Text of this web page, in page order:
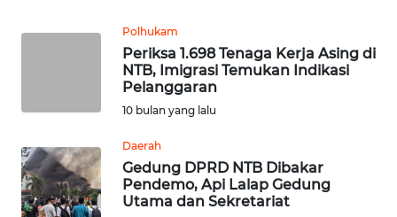
Polhukam
Periksa 1.698 Tenaga Kerja Asing di
NTB, Imigrasi Temukan Indikasi
Pelanggaran
10 bulan yang lalu
Daerah
Gedung DPRD NTB Dibakar
Pendemo, Api Lalap Gedung
Utama dan Sekretariat
WN
KALSEL